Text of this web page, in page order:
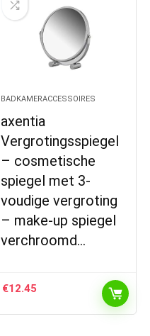
BADKAMERACCESSOIRES
axentia
Vergrotingsspiegel
– cosmetische
spiegel met 3-
voudige vergroting
– make-up spiegel
verchroomd…
€12.45